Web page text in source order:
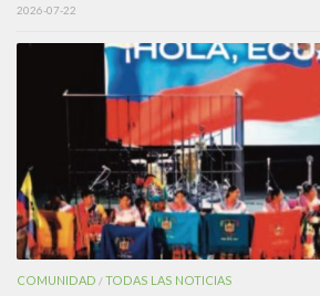
2026-07-22
COMUNIDAD /TODAS LAS NOTICIAS